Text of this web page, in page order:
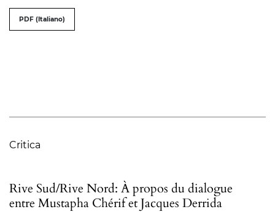
PDF (Italiano)
Critica
Rive Sud/Rive Nord: À propos du dialogue
entre Mustapha Chérif et Jacques Derrida